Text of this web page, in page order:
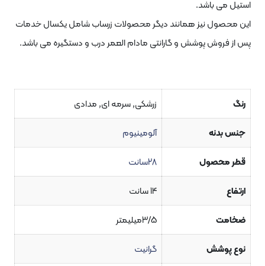
باشد.
نیز همانند دیگر محصولات زرساب شامل یکسال خدمات
پوشش و گارانتی مادام العمر درب و دستگیره می باشد.
زرشکی, سرمه ای, مدادی